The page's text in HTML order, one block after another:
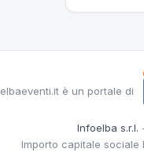
elbaeventi.it è un portale di
Infoelba s.r.l.
Importo capitale sociale